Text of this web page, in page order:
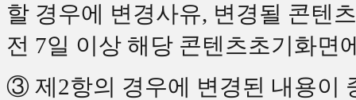
할 경우에 변경사유, 변경될 콘텐
전 7일 이상 해당 콘텐츠초기화면
③ 제2항의 경우에 변경된 내용이